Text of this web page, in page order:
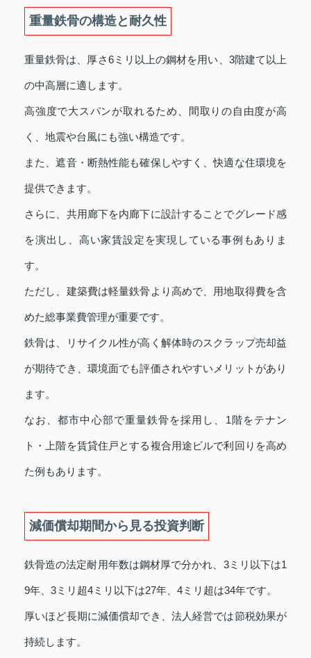
重量鉄骨の構造と耐久性
重量鉄骨は、厚さ6ミリ以上の鋼材を用い、3階建て以上
の中高層に適します。
高強度で大スパンが取れるため、間取りの自由度が高
く、地震や台風にも強い構造です。
また、遮音・断熱性能も確保しやすく、快適な住環境を
提供できます。
さらに、共用廊下を内廊下に設計することでグレード感
を演出し、高い家賃設定を実現している事例もありま
す。
ただし、建築費は軽量鉄骨より高めで、用地取得費を含
めた総事業費管理が重要です。
鉄骨は、リサイクル性が高く解体時のスクラップ売却益
が期待でき、環境面でも評価されやすいメリットがあり
ます。
なお、都市中心部で重量鉄骨を採用し、1階をテナン
ト・上階を賃貸住戸とする複合用途ビルで利回りを高め
た例もあります。
減価償却期間から見る投資判断
鉄骨造の法定耐用年数は鋼材厚で分かれ、3ミリ以下は1
9年、3ミリ超4ミリ以下は27年、4ミリ超は34年です。
厚いほど長期に減価償却でき、法人経営では節税効果が
持続します。